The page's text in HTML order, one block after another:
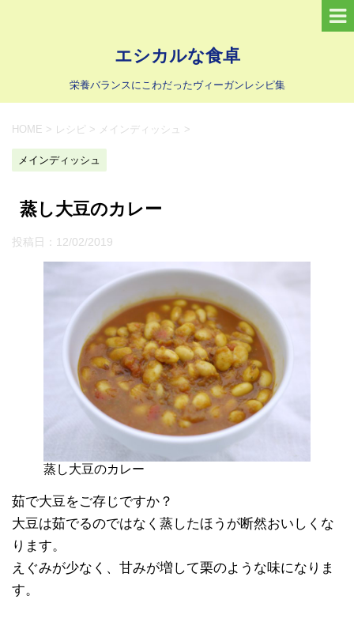
エシカルな食卓
栄養バランスにこわだったヴィーガンレシピ集
HOME > レシピ > メインディッシュ >
メインディッシュ
蒸し大豆のカレー
投稿日： 12/02/2019
蒸し大豆のカレー
茹で大豆をご存じですか？
大豆は茹でるのではなく蒸したほうが断然おいしくな
ります。
えぐみが少なく、甘みが増して栗のような味になりま
す。